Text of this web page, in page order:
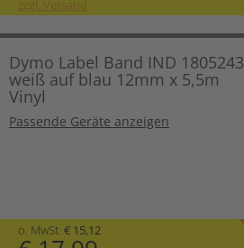
zzgl. Versand
Dymo Label Band IND 1805243
weiß auf blau 12mm x 5,5m
Vinyl
Passende Geräte anzeigen
o. MwSt. € 15,12